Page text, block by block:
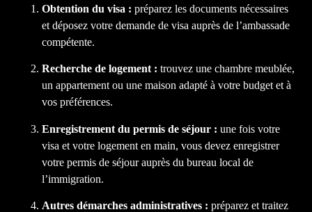
Obtention du visa : préparez les documents nécessaires
et déposez votre demande de visa auprès de l’ambassade
compétente.
Recherche de logement : trouvez une chambre meublée,
un appartement ou une maison adapté à votre budget et à
vos préférences.
Enregistrement du permis de séjour : une fois votre
visa et votre logement en main, vous devez enregistrer
votre permis de séjour auprès du bureau local de
l’immigration.
Autres démarches administratives : préparez et traitez